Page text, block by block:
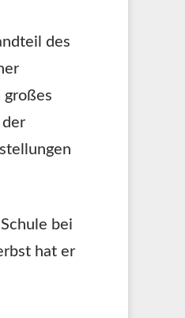
des
großes
bei
hat er